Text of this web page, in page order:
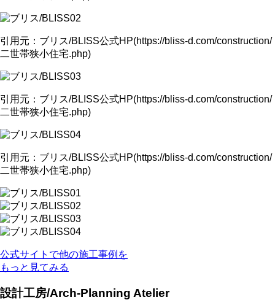
引用元：ブリス/BLISS公式HP(https://bliss-d.com/construction/
二世帯狭小住宅.php)
引用元：ブリス/BLISS公式HP(https://bliss-d.com/construction/
二世帯狭小住宅.php)
引用元：ブリス/BLISS公式HP(https://bliss-d.com/construction/
二世帯狭小住宅.php)
公式サイトで他の施工事例を
もっと見てみる
設計工房/Arch-Planning Atelier